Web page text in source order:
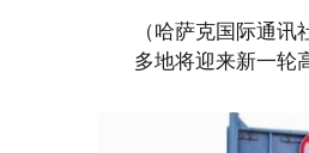
（哈萨克国际通
多地将迎来新一轮